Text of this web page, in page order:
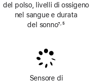
del polso, livelli di ossigeno
nel sangue e durata
del sonno7, 5
Sensore di